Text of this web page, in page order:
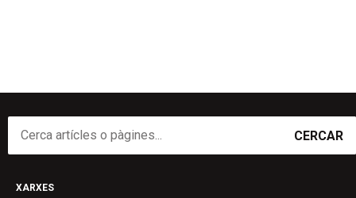
CERCAR
XARXES